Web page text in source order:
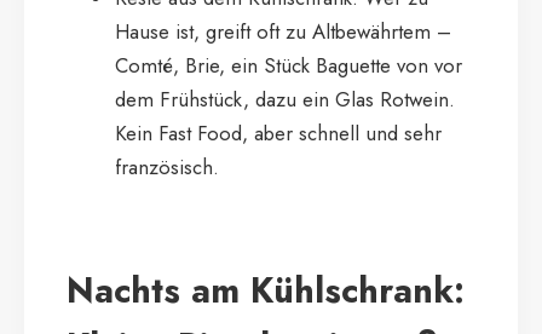
Hause ist, greift oft zu Altbewährtem –
Comté, Brie, ein Stück Baguette von vor
dem Frühstück, dazu ein Glas Rotwein.
Kein Fast Food, aber schnell und sehr
französisch.
Nachts am Kühlschrank: